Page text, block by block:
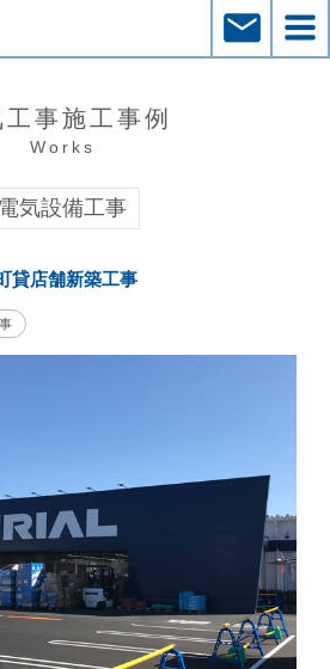
工事施工事例
Works
電気設備工事
貸店舗新築工事